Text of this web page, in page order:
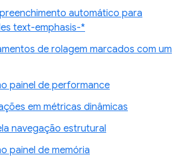
automático para
text-emphasis-*
de rolagem marcados com um
painel de performance
em métricas dinâmicas
navegação estrutural
painel de memória